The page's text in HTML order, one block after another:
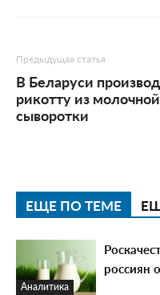
Предыдущая статья
В Беларуси
рикотту из молочной
сыворотки
ЕЩЕ ПО ТЕМЕ
Аналитика
россиян